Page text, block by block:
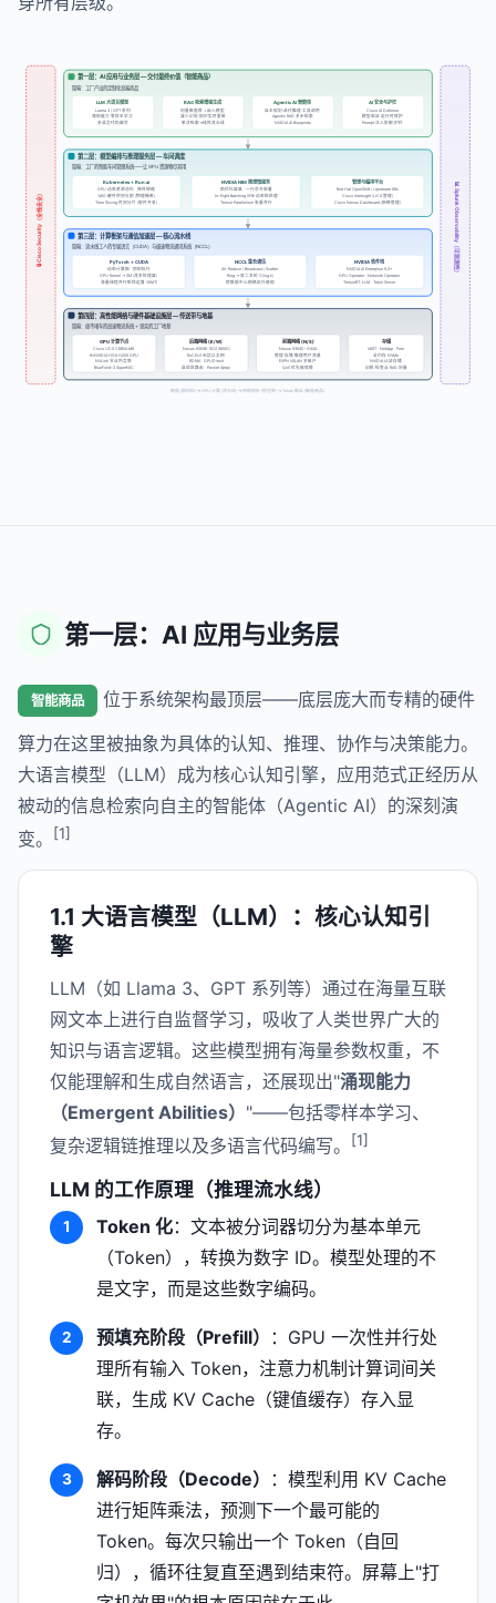
🔒 Cisco Security（全栈安全） 📊 Splunk Observability（可观测性）
第一层：AI 应用与业务层 — 交付最终价值（智能商品）
隐喻：工厂产出的定制化高端商品
LLM 大语言模型
Llama 3 / GPT 系列
涌现能力·零样本学习
多语言代码编写
RAG 检索增强生成
向量数据库 + 嵌入模型
减少幻觉·知识实时更新
单次检索→线性流水线
Agentic AI 智能体
自主规划·迭代推理·工具调用
Agentic RAG 多步检索
NVIDIA AI Blueprints
AI 安全与护栏
Cisco AI Defense
模型验证·运行时保护
Prompt 注入防御·护栏
第二层：模型编排与推理服务层 — 车间调度
隐喻：工厂的智能车间管理系统——让 GPU 资源物尽其用
Kubernetes + Run:ai
GPU 动态资源池化 · 弹性伸缩
MIG 硬件空间分割 (物理隔离)
Time Slicing 时间分片 (软件共享)
NVIDIA NIM 推理微服务
预优化容器 · 一行命令部署
In-flight Batching (IFB) 动态批处理
Tensor Parallelism 张量并行
管理与编排平台
Red Hat OpenShift / Upstream K8s
Cisco Intersight (UCS 管理)
Cisco Nexus Dashboard (网络管理)
第三层：计算框架与通信加速层 — 核心流水线
隐喻：流水线工人的专属语言（CUDA）与极速物流通讯系统（NCCL）
PyTorch + CUDA
动态计算图 · 即刻执行
GPU Kernel → SM (流多处理器)
海量线程并行矩阵运算 (SIMT)
NCCL 集合通信
All-Reduce / Broadcast / Scatter
Ring → 双二叉树 O(log k)
跨数据中心网络拓扑感知
NVIDIA 软件栈
NVIDIA AI Enterprise 6.0+
GPU Operator · Network Operator
TensorRT-LLM · Triton Server
第四层：高性能网络与硬件基础设施层 — 传送带与地基
隐喻：绝不堵车的高速物流系统 + 坚实的工厂地基
GPU 计算节点
Cisco UCS C885A M8
8×NVIDIA HGX H200 GPU
NVLink 节点内互联
BlueField-3 SuperNIC
后端网络 (E/W)
Nexus 9364E-SG2 (800G)
RoCEv2 无损以太网
RDMA · GPUDirect
自适应路由 · Packet Spray
前端网络 (N/S)
Nexus 9364D-GX2A
管理·存储·推理用户流量
EVPN VXLAN 多租户
QoS 优先级保障
存储
VAST · NetApp · Pure
全闪存 NVMe
NVIDIA 认证存储
训练·检查点·RAG 向量
数据 (原材料) ➜ GPU 计算 (流水线) ➜ 网络同步 (传送带) ➜ Token 输出 (智能商品)
第一层：AI 应用与业务层
智能商品
位于系统架构最顶层——底层庞大而专精的硬件
算力在这里被抽象为具体的认知、推理、协作与决策能力。
大语言模型（LLM）成为核心认知引擎，应用范式正经历从
被动的信息检索向自主的智能体（Agentic AI）的深刻演
变。
[1]
1.1 大语言模型（LLM）：核心认知引
擎
LLM（如 Llama 3、GPT 系列等）通过在海量互联
网文本上进行自监督学习，吸收了人类世界广大的
知识与语言逻辑。这些模型拥有海量参数权重，不
仅能理解和生成自然语言，还展现出"涌现能力
（Emergent Abilities） "——包括零样本学习、
复杂逻辑链推理以及多语言代码编写。
[1]
LLM 的工作原理（推理流水线）
Token 化：文本被分词器切分为基本单元
（Token），转换为数字 ID。模型处理的不
是文字，而是这些数字编码。
预填充阶段（Prefill）
：GPU 一次性并行处
理所有输入 Token，注意力机制计算词间关
联，生成 KV Cache（键值缓存）存入显
存。
解码阶段（Decode）
：模型利用 KV Cache
进行矩阵乘法，预测下一个最可能的
Token。每次只输出一个 Token（自回
归），循环往复直至遇到结束符。屏幕上"打